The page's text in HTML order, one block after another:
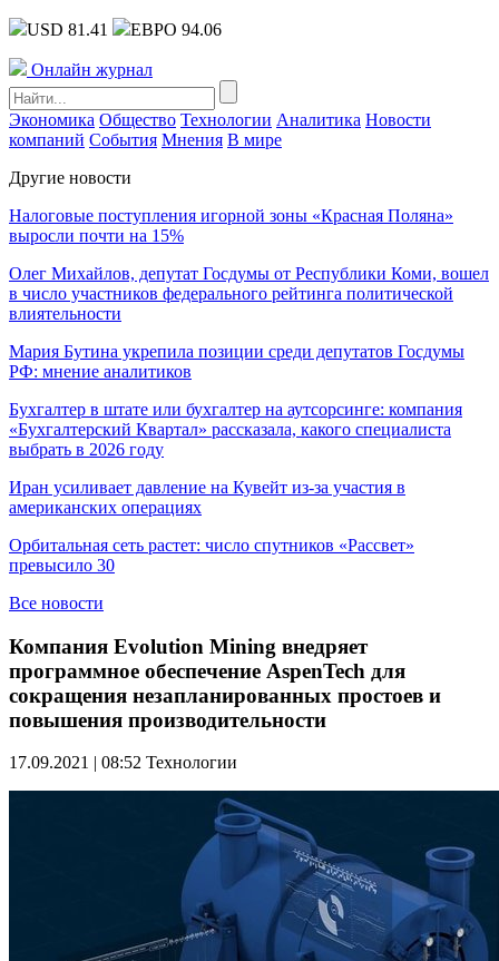
USD 81.41 ЕВРО 94.06
Онлайн журнал
Экономика Общество Технологии Аналитика Новости
компаний События Мнения В мире
Другие новости
Налоговые поступления игорной зоны «Красная Поляна»
выросли почти на 15%
Олег Михайлов, депутат Госдумы от Республики Коми, вошел
в число участников федерального рейтинга политической
влиятельности
Мария Бутина укрепила позиции среди депутатов Госдумы
РФ: мнение аналитиков
Бухгалтер в штате или бухгалтер на аутсорсинге: компания
«Бухгалтерский Квартал» рассказала, какого специалиста
выбрать в 2026 году
Иран усиливает давление на Кувейт из-за участия в
американских операциях
Орбитальная сеть растет: число спутников «Рассвет»
превысило 30
Все новости
Компания Evolution Mining внедряет
программное обеспечение AspenTech для
сокращения незапланированных простоев и
повышения производительности
17.09.2021 | 08:52 Технологии